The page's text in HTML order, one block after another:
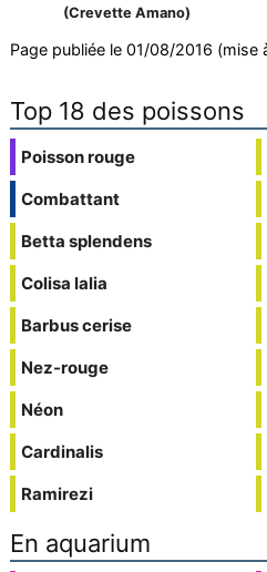
(Crevette Amano)
Page publiée le 01/08/2016 (mise
Top 18 des poissons
Poisson rouge
Combattant
Betta splendens
Colisa lalia
Barbus cerise
Nez-rouge
Néon
Cardinalis
Ramirezi
En aquarium